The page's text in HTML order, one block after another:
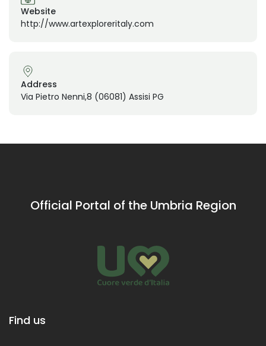
Website
http://www.artexploreritaly.com
Address
Via Pietro Nenni,8 (06081) Assisi PG
Official Portal of the Umbria Region
Find us